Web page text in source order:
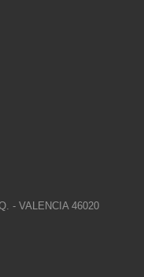
- VALENCIA 46020